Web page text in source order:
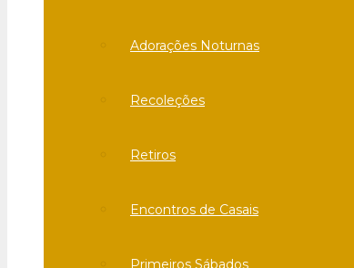
Adorações Noturnas
Recoleções
Retiros
Encontros de Casais
Primeiros Sábados